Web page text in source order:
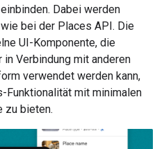
Dabei werden
bei der Places API. Die
UI-Komponente, die
in Verbindung mit anderen
verwendet werden kann,
Funktionalität mit minimalen
zu bieten.